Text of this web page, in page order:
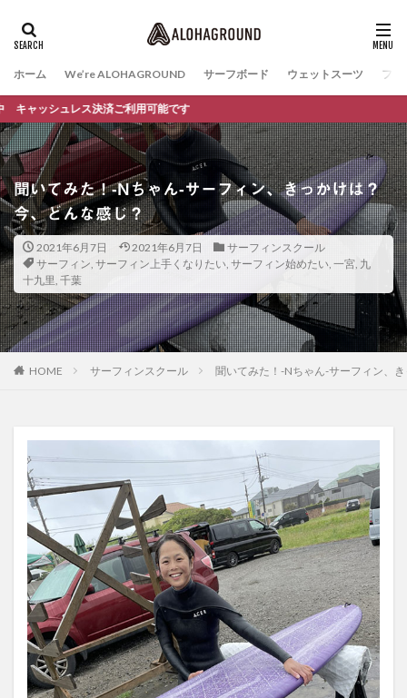
ホーム We’re ALOHAGROUND サーフボード ウェットスーツ ファ
済ご利用可能です
聞いてみた！-Nちゃん-サーフィン、きっかけは？
今、どんな感じ？
2021年6月7日 2021年6月7日
サーフィンスクール
サーフィン, サーフィン上手くなりたい, サーフィン始めたい, 一宮, 九
十九里, 千葉
HOME サーフィンスクール 聞いてみた！-Nちゃん-サーフィン、